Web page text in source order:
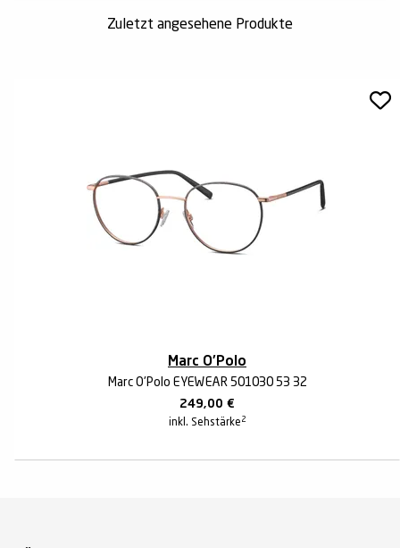
Zuletzt angesehene Produkte
Marc O'Polo
Marc O'Polo EYEWEAR 501030 53 32
249,00 €
inkl. Sehstärke 2